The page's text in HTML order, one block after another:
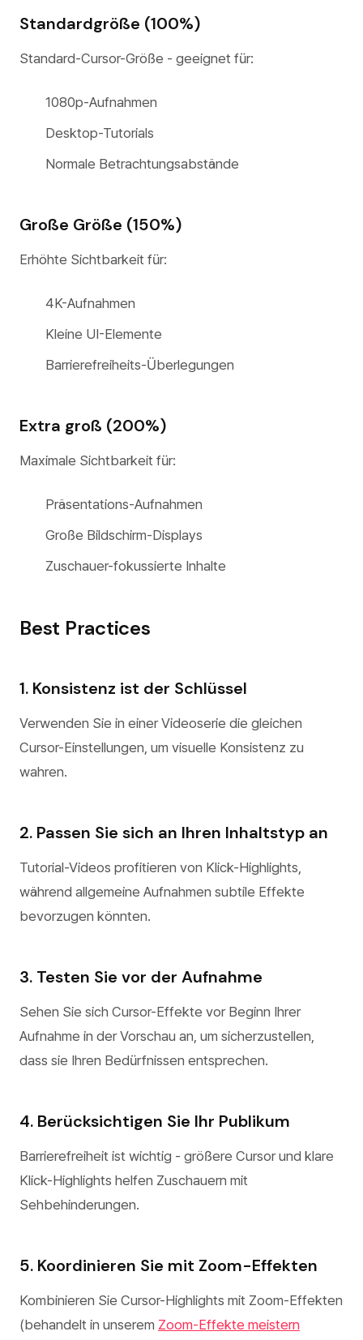
Standardgröße (100%)
Standard-Cursor-Größe - geeignet für:
1080p-Aufnahmen
Desktop-Tutorials
Normale Betrachtungsabstände
Große Größe (150%)
Erhöhte Sichtbarkeit für:
4K-Aufnahmen
Kleine UI-Elemente
Barrierefreiheits-Überlegungen
Extra groß (200%)
Maximale Sichtbarkeit für:
Präsentations-Aufnahmen
Große Bildschirm-Displays
Zuschauer-fokussierte Inhalte
Best Practices
1. Konsistenz ist der Schlüssel
Verwenden Sie in einer Videoserie die gleichen
Cursor-Einstellungen, um visuelle Konsistenz zu
wahren.
2. Passen Sie sich an Ihren Inhaltstyp an
Tutorial-Videos profitieren von Klick-Highlights,
während allgemeine Aufnahmen subtile Effekte
bevorzugen könnten.
3. Testen Sie vor der Aufnahme
Sehen Sie sich Cursor-Effekte vor Beginn Ihrer
Aufnahme in der Vorschau an, um sicherzustellen,
dass sie Ihren Bedürfnissen entsprechen.
4. Berücksichtigen Sie Ihr Publikum
Barrierefreiheit ist wichtig - größere Cursor und klare
Klick-Highlights helfen Zuschauern mit
Sehbehinderungen.
5. Koordinieren Sie mit Zoom-Effekten
Kombinieren Sie Cursor-Highlights mit Zoom-Effekten
(behandelt in unserem Zoom-Effekte meistern